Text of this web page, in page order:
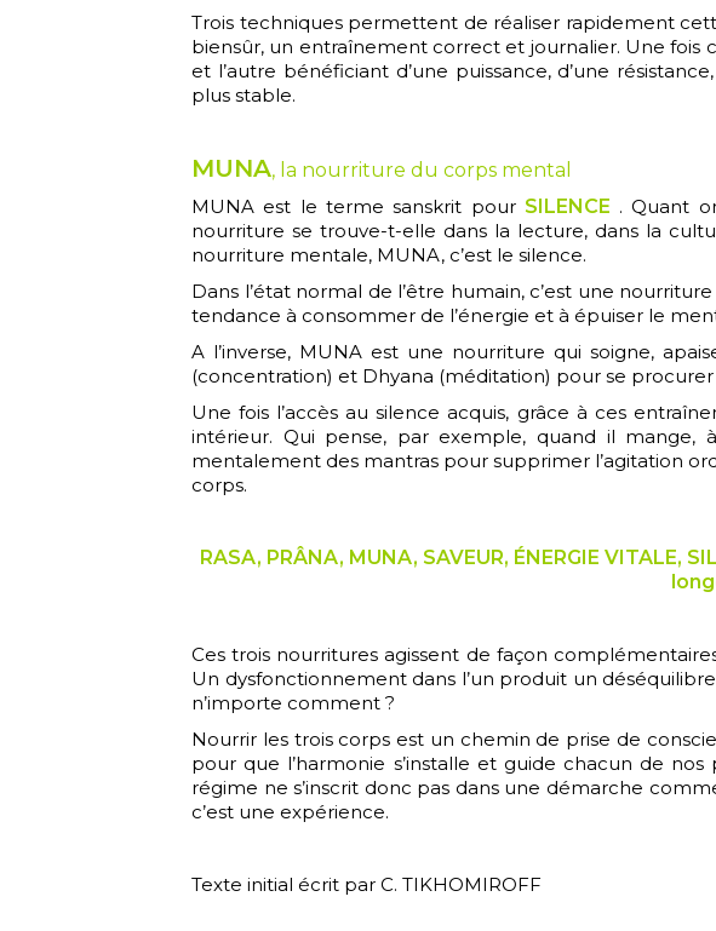
Trois techniques permettent de réaliser rapidement
biensûr, un entraînement correct et journalier. Une fois
et l’autre bénéficiant d’une puissance, d’une
plus stable.
MUNA, la nourriture du corps mental
MUNA est le terme sanskrit pour SILENCE . Quant
nourriture se trouve-t-elle dans la lecture, dans la
nourriture mentale, MUNA, c’est le silence.
Dans l’état normal de l’être humain, c’est une
tendance à consommer de l’énergie et à épuiser le
A l’inverse, MUNA est une nourriture qui soigne,
(concentration) et Dhyana (méditation) pour se
Une fois l’accès au silence acquis, grâce à ces
intérieur. Qui pense, par exemple, quand il
mentalement des mantras pour supprimer l’agitation
corps.
RASA, PRÂNA, MUNA, SAVEUR, ÉNERGIE
Ces trois nourritures agissent de façon
Un dysfonctionnement dans l’un produit un
n’importe comment ?
Nourrir les trois corps est un chemin de prise de
pour que l’harmonie s’installe et guide chacun de
régime ne s’inscrit donc pas dans une démarche
c’est une expérience.
Texte initial écrit par C. TIKHOMIROFF